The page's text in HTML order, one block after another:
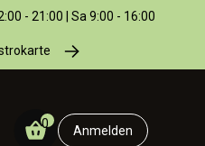
- 21:00 | Sa 9:00 - 16:00
0 Anmelden